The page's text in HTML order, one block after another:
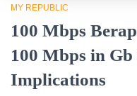
MY REPUBLIC
100 Mbps
100 Mbps in
Implications